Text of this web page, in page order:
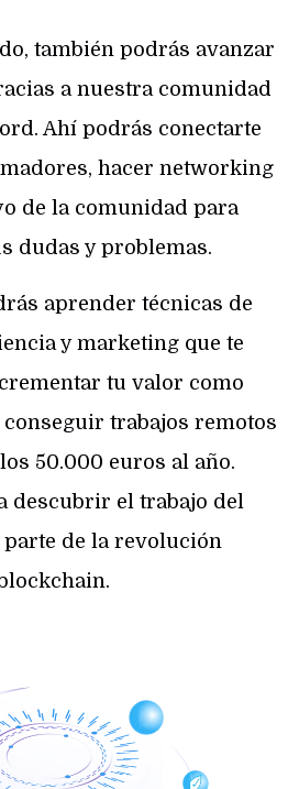
también podrás avanzar
a nuestra comunidad
Ahí podrás conectarte
hacer networking
de la comunidad para
dudas y problemas.
aprender técnicas de
y marketing que te
tu valor como
trabajos remotos
50.000 euros al año.
descubrir el trabajo del
de la revolución